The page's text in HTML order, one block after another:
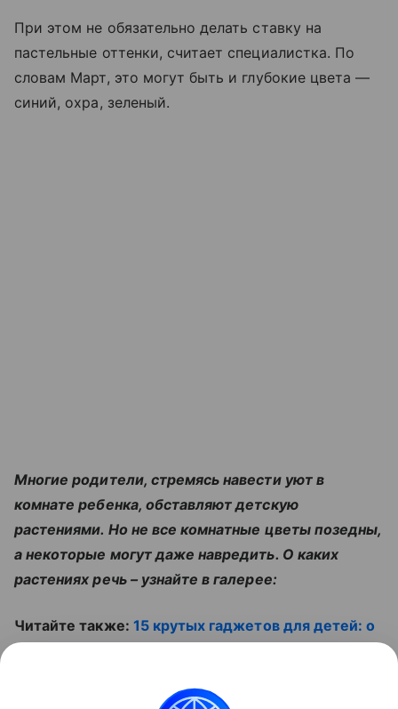
При этом не обязательно делать ставку на
пастельные оттенки, считает специалистка. По
словам Март, это могут быть и глубокие цвета —
синий, охра, зеленый.
Многие родители, стремясь навести уют в
комнате ребенка, обставляют детскую
растениями. Но не все комнатные цветы позедны,
а некоторые могут даже навредить. О каких
растениях речь – узнайте в галерее:
Читайте также: 15 крутых гаджетов для детей: о